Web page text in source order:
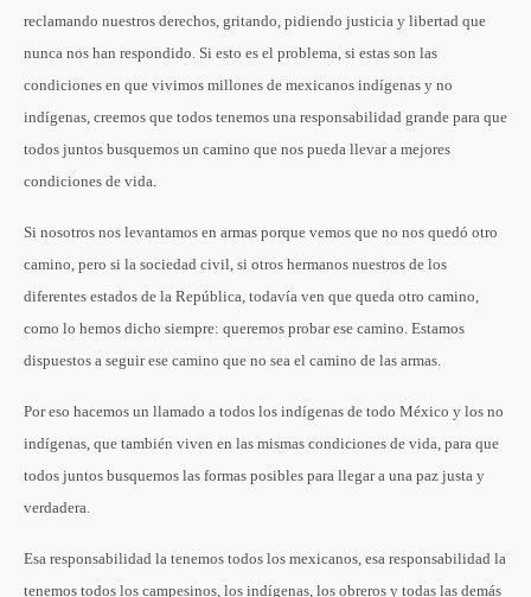
reclamando nuestros derechos, gritando, pidiendo justicia y libertad que
nunca nos han respondido. Si esto es el problema, si estas son las
condiciones en que vivimos millones de mexicanos indígenas y no
indígenas, creemos que todos tenemos una responsabilidad grande para que
todos juntos busquemos un camino que nos pueda llevar a mejores
condiciones de vida.
Si nosotros nos levantamos en armas porque vemos que no nos quedó otro
camino, pero si la sociedad civil, si otros hermanos nuestros de los
diferentes estados de la República, todavía ven que queda otro camino,
como lo hemos dicho siempre: queremos probar ese camino. Estamos
dispuestos a seguir ese camino que no sea el camino de las armas.
Por eso hacemos un llamado a todos los indígenas de todo México y los no
indígenas, que también viven en las mismas condiciones de vida, para que
todos juntos busquemos las formas posibles para llegar a una paz justa y
verdadera.
Esa responsabilidad la tenemos todos los mexicanos, esa responsabilidad la
tenemos todos los campesinos, los indígenas, los obreros y todas las demás